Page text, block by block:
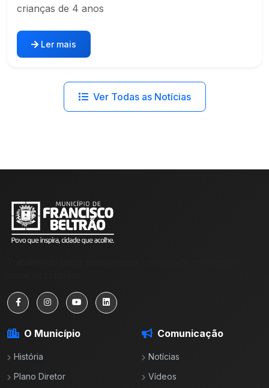
crianças de 4 anos
Ler mais
Ver Todas as Notícias
O Município
História
Plano Diretor
Comunicação
Notícias
Vídeos